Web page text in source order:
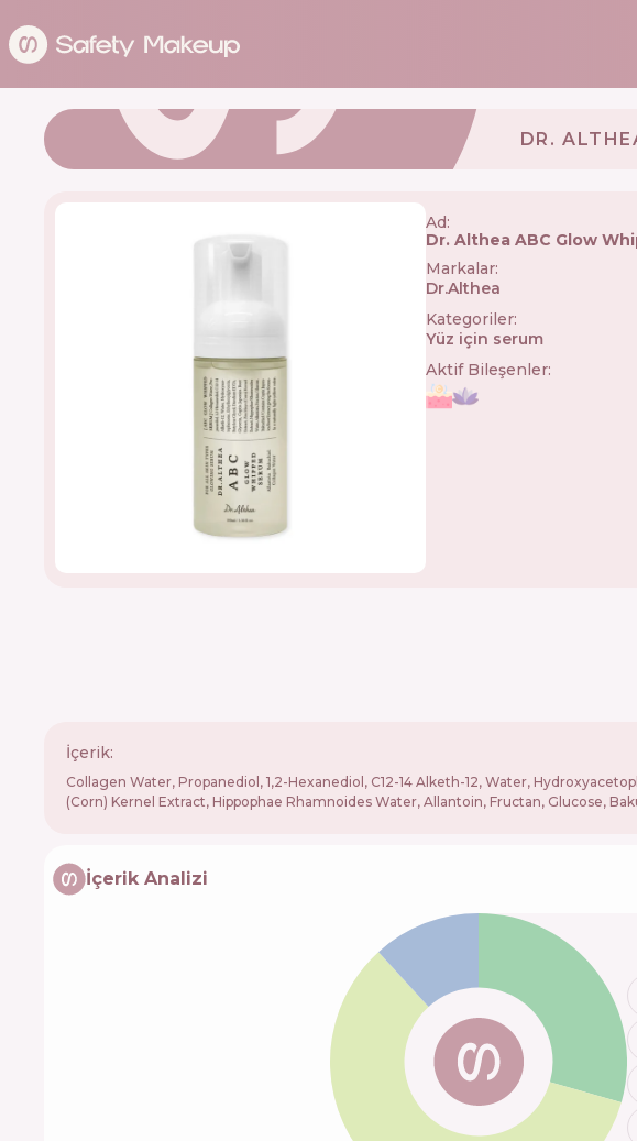
DR.
Ad:
Dr. Althea ABC Glow
Markalar:
Dr.Althea
Kategoriler:
Yüz için serum
Aktif Bileşenler:
İçerik:
Collagen Water, Propanediol, 1,2-Hexanediol, C12-14 Alketh-12, Water,
(Corn) Kernel Extract, Hippophae Rhamnoides Water, Allantoin, Fructan, Glucose,
İçerik Analizi